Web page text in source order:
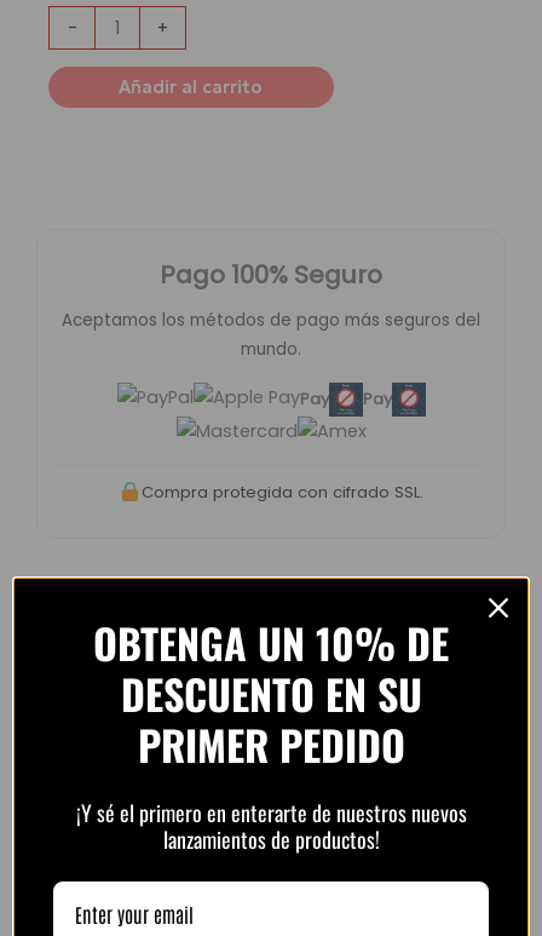
- +
Añadir al carrito
Pago 100% Seguro
Aceptamos los métodos de pago más seguros del
mundo.
Pay Pay
Compra protegida con cifrado SSL.
Opiniones de clientes –
PlayFutbol
opiniones
“Camiseta mejor de lo esperado. El envío
tardó unos días pero llegó perfecta.
Volveré a comprar seguro.”
OBTENGA UN 10% DE
DESCUENTO EN SU
PRIMER PEDIDO
¡Y sé el primero en enterarte de nuestros nuevos
lanzamientos de productos!